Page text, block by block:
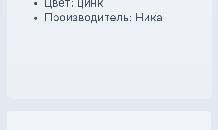
Устойчивость к
атмосферным
воздействиям